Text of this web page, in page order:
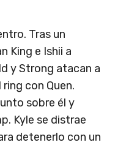
Tras un
King e Ishii a
y Strong atacan a
con Quen.
sobre él y
Kyle se distrae
detenerlo con un